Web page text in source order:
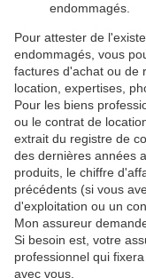
endommagés.
Pour attester de
endommagés, vous
factures d'achat ou de
location, expertises,
Pour les biens
ou le contrat de
extrait du registre de
des dernières années
produits, le chiffre
précédents (si vous
d'exploitation ou un
Mon assureur
Si besoin est, votre
professionnel qui
avec vous.